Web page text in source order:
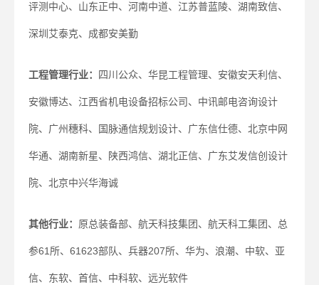
评测中心、山东正中、河南中道、江苏普蓝陵、湖南致信、
深圳艾泰克、成都安美勤
工程管理行业： 四川公众、华昆工程管理、安徽安天利信、
安徽博达、江西省机电设备招标公司、中讯邮电咨询设计
院、广州穗科、国脉通信规划设计、广东信仕德、北京中网
华通、湖南新星、陕西鸿信、湖北正信、广东艾发信创设计
院、北京中兴华海诚
其他行业： 原总装备部、航天科技集团、航天科工集团、总
参61所、61623部队、兵器207所、华为、浪潮、中软、亚
信、东软、首信、中科软、远光软件